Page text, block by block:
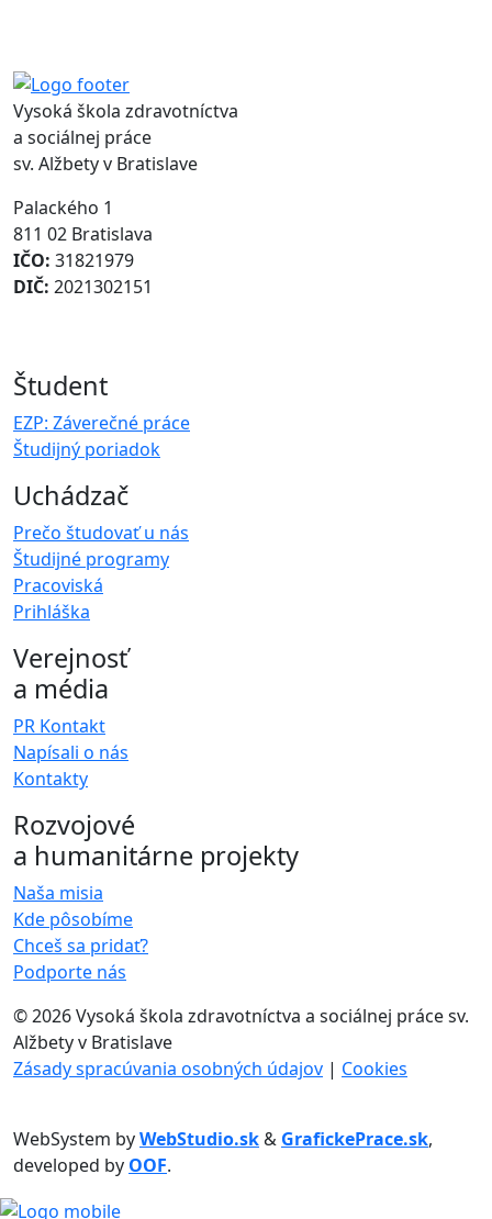
Vysoká škola zdravotníctva
a sociálnej práce
sv. Alžbety v Bratislave
Palackého 1
811 02 Bratislava
IČO: 31821979
DIČ: 2021302151
Študent
EZP: Záverečné práce
Študijný poriadok
Uchádzač
Prečo študovať u nás
Študijné programy
Pracoviská
Prihláška
Verejnosť
a média
PR Kontakt
Napísali o nás
Kontakty
Rozvojové
a humanitárne projekty
Naša misia
Kde pôsobíme
Chceš sa pridať?
Podporte nás
©2026 Vysoká škola zdravotníctva a sociálnej práce sv.
Alžbety v Bratislave
Zásady spracúvania osobných údajov | Cookies
WebSystem byWebStudio.sk& GrafickePrace.sk,
developed by OOF.